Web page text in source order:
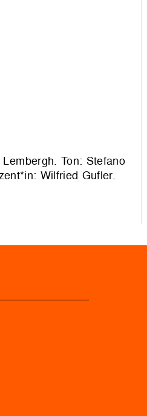
Ton: Stefano
Wilfried Gufler.